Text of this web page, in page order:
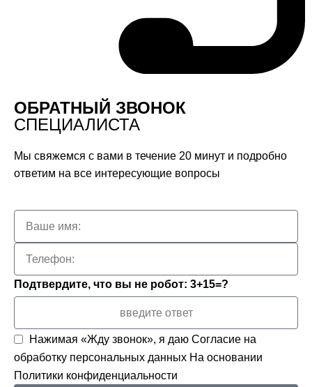
ОБРАТНЫЙ ЗВОНОК
СПЕЦИАЛИСТА
Мы свяжемся с вами в течение 20 минут и подробно
ответим на все интересующие вопросы
Подтвердите, что вы не робот: 3+15=?
Нажимая «Жду звонок», я даю Согласие на
обработку персональных данных На основании
Политики конфиденциальности